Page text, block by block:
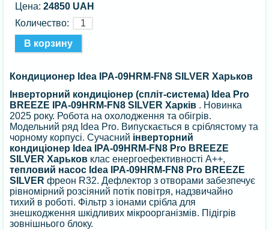
Цена:24850 UAH
Количество:
Кондиционер Idea IPA-09HRM-FN8 SILVER Харьков
Інверторний кондиціонер (спліт-система) Idea Pro
BREEZE IPA-09HRM-FN8 SILVER Харків . Новинка
2025 року. Робота на охолодження та обігрів.
Модельний ряд Idea Pro. Випускається в сріблястому та
чорному корпусі. Сучасний інверторний
кондиціонер Idea IPA-09HRM-FN8 Pro BREEZE
SILVER Харьков клас енергоефективності А++,
тепловий насос Idea IPA-09HRM-FN8 Pro BREEZE
SILVERфреон R32. Дефлектор з отворами забезпечує
рівномірний розсіяний потік повітря, надзвичайно
тихий в роботі. Фільтр з іонами срібла для
знешкодження шкідливих мікроорганізмів. Підігрів
зовнішнього блоку.